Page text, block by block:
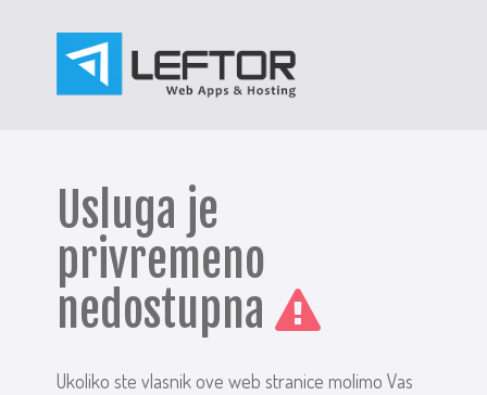
Usluga je
privremeno
nedostupna
Ukoliko ste vlasnik ove web stranice molimo Vas